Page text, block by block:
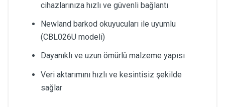
cihazlarınıza hızlı ve güvenli bağlantı
Newland barkod okuyucuları ile uyumlu
(CBL026U modeli)
Dayanıklı ve uzun ömürlü malzeme yapısı
Veri aktarımını hızlı ve kesintisiz şekilde
sağlar